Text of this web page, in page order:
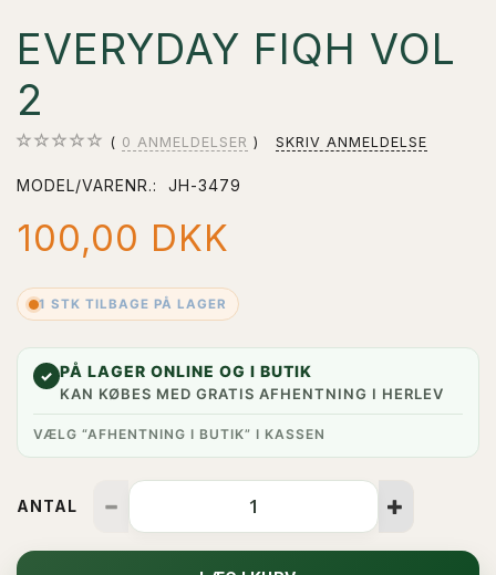
EVERYDAY FIQH VOL
2
0 ANMELDELSER SKRIV ANMELDELSE
MODEL/VARENR.: JH-3479
100,00 DKK
1 STK TILBAGE PÅ LAGER
✓ PÅ LAGER ONLINE OG I BUTIK
KAN KØBES MED GRATIS AFHENTNING I HERLEV
VÆLG “AFHENTNING I BUTIK” I KASSEN
ANTAL